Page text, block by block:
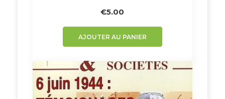
€5.00
AJOUTER AU PANIER